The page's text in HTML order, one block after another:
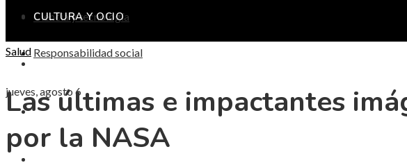
Ciencia y tecnología
Responsabilidad social
jueves, agosto 6
CULTURA Y OCIO
CIENCIA Y TECNOLOGÍA
Salud
Las últimas e impactantes
por la NASA